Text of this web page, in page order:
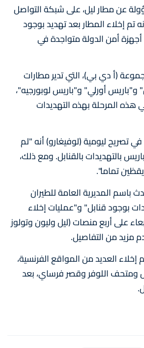
عن مطار ليل، على شبكة التواصل
تم إخلاء المطار بعد تهديد بوجود
أجهزة أمن الدولة متواجدة في
(أ دي بي)، التي تدير مطارات
أورلي" و"باريس لوبورجيه"،
هذه المرحلة بهذه التهديدات
تصريح ليومية (لوفيغارو) أنه "لم
بالتهديدات بالقنابل. ومع ذلك،
تماما".
باسم المديرية العامة للطيران
بوجود قنابل" و"عمليات إخلاء
على أربع منصات (ليل وليون وتولوز
مزيد من التفاصيل.
إخلاء العديد من المواقع الفرنسية،
ومتحف اللوفر وقصر فرساي، بعد